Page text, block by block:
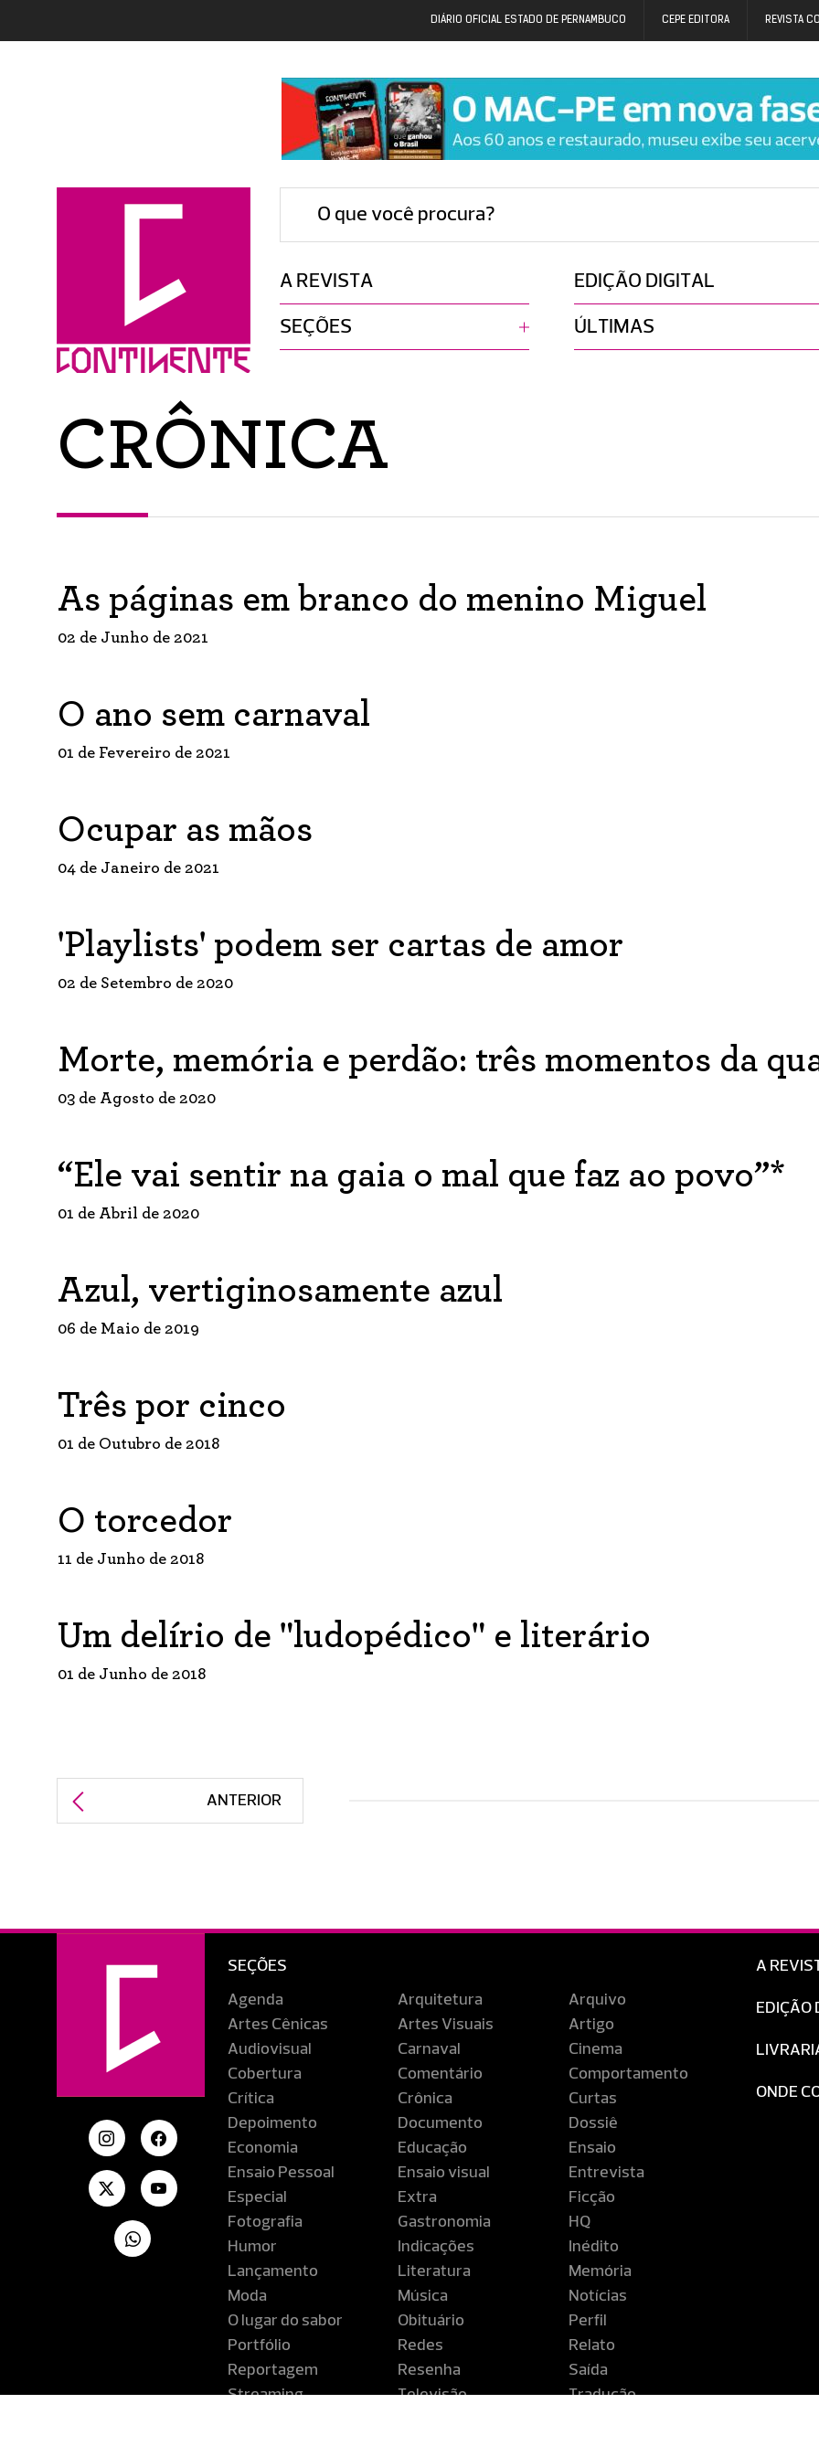
DIÁRIO OFICIAL ESTADO DE PERNAMBUCO CEPE EDITORA REVISTA
O que você procura?
A REVISTA EDIÇÃO DIGITAL
SEÇÕES ÚLTIMAS
CRÔNICA
As páginas em branco do menino Miguel
02 de Junho de 2021
O ano sem carnaval
01 de Fevereiro de 2021
Ocupar as mãos
04 de Janeiro de 2021
'Playlists' podem ser cartas de amor
02 de Setembro de 2020
Morte, memória e perdão: três momentos da
03 de Agosto de 2020
“Ele vai sentir na gaia o mal que faz ao povo”*
01 de Abril de 2020
Azul, vertiginosamente azul
06 de Maio de 2019
Três por cinco
01 de Outubro de 2018
O torcedor
11 de Junho de 2018
Um delírio de "ludopédico" e literário
01 de Junho de 2018
ANTERIOR
SEÇÕES
Agenda Arquitetura
Arquivo
Artes Cênicas
Artes Visuais
Artigo
Audiovisual
Carnaval
Cinema
Cobertura
Comentário
Comportamento
Crítica
Crônica
Curtas
Depoimento
Documento
Dossiê
Economia
Educação
Ensaio
Ensaio Pessoal
Ensaio visual
Entrevista
Especial
Extra
Ficção
Fotografia
Gastronomia
HQ
Humor
Indicações
Inédito
Lançamento
Literatura
Memória
Moda
Música
Notícias
O lugar do sabor
Obituário
Perfil
Portfólio
Redes
Relato
Reportagem
Resenha
Saída
Streaming
Televisão
Tradução
A
EDIÇÃO
ONDE